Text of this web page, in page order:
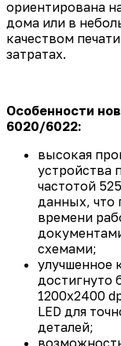
ориентирована
дома или в
качеством
затратах.
Особенности
6020/6022:
высокая
устройства
частотой
данных, что
времени
схемами;
улучшенное
достигнуто
1200x2400
LED для
деталей;